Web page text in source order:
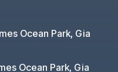
Ocean Park, Gia
Ocean Park, Gia